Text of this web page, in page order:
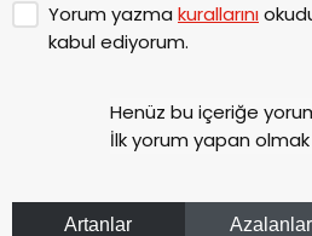
Yorum yazma kurallarını
kabul ediyorum.
Henüz bu içeriğe
İlk yorum yapan
Artanlar Azalanlar